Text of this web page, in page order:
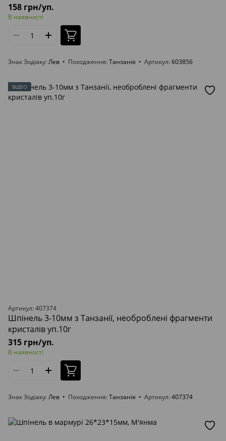
158 грн/уп.
В наявності
Знак Зодіаку Лев Походження Танзанія Артикул 603856
ВІДЕО
Артикул: 407374
Шпінель 3-10мм з Танзанії, необроблені фрагменти
кристалів уп.10г
315 грн/уп.
В наявності
Знак Зодіаку Лев Походження Танзанія Артикул 407374